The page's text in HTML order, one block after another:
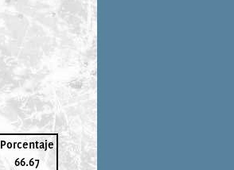
Porcentaje
66.67